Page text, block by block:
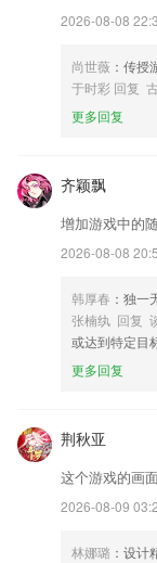
页面优化更新
去掉多余的权限开放
升级相关功能。
新增 设置>扫描二维码
小火箭强力升级，深
以上就是金亚州客户
商店进行打分评论，
化修改。
2026-08-08
尚世薇 ：传
于时彩 回复
更多回复
齐颖飘
增加游戏中的
2026-08-08
韩厚春 ：独一
张楠纨 回复
或达到特定目
更多回复
荆秋亚
这个游戏的画
2026-08-09
林娜璐 ：设